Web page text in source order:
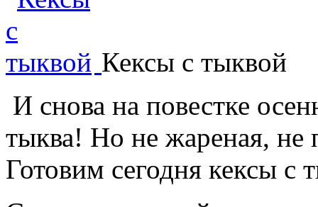
Кексы с тыквой
И снова на повестке
тыква! Но не жареная, не
Готовим сегодня кексы с